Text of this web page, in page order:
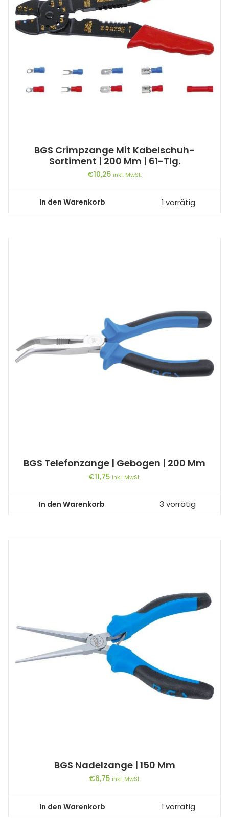
BGS Crimpzange Mit Kabelschuh-
Sortiment | 200 Mm | 61-Tlg.
€10,25 inkl. MwSt.
In den Warenkorb 1 vorrätig
BGS Telefonzange | Gebogen | 200 Mm
€11,75 inkl. MwSt.
In den Warenkorb 3 vorrätig
BGS Nadelzange | 150 Mm
€6,75 inkl. MwSt.
In den Warenkorb 1 vorrätig